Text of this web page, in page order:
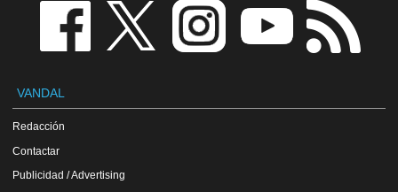
VANDAL
Redacción
Contactar
Publicidad / Advertising